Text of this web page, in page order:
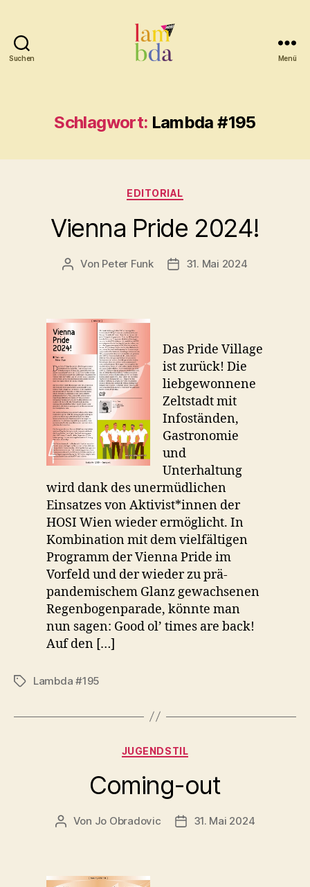
Suchen Menü
Schlagwort: Lambda #195
Kategorien
EDITORIAL
Vienna Pride 2024!
Beitragsautor
Von Peter Funk Beitragsdatum
31. Mai 2024
Das Pride Village
ist zurück! Die
liebgewonnene
Zeltstadt mit
Infoständen,
Gastronomie
und
Unterhaltung
wird dank des unermüdlichen
Einsatzes von Aktivist*innen der
HOSI Wien wieder ermöglicht. In
Kombination mit dem vielfältigen
Programm der Vienna Pride im
Vorfeld und der wieder zu prä-
pandemischem Glanz gewachsenen
Regenbogenparade, könnte man
nun sagen: Good ol’ times are back!
Auf den […]
Schlagwörter
Lambda #195
Kategorien
JUGENDSTIL
Coming-out
Beitragsautor
Von Jo Obradovic Beitragsdatum
31. Mai 2024